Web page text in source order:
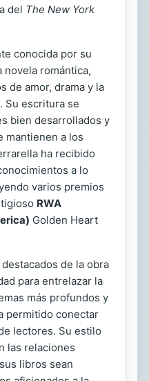
del The New York
conocida por su
novela romántica,
de amor, drama y la
Su escritura se
bien desarrollados y
mantienen a los
ha recibido
a lo
varios premios
RWA
Golden Heart
de la obra
para entrelazar la
más profundos y
permitido conectar
lectores. Su estilo
las relaciones
libros sean